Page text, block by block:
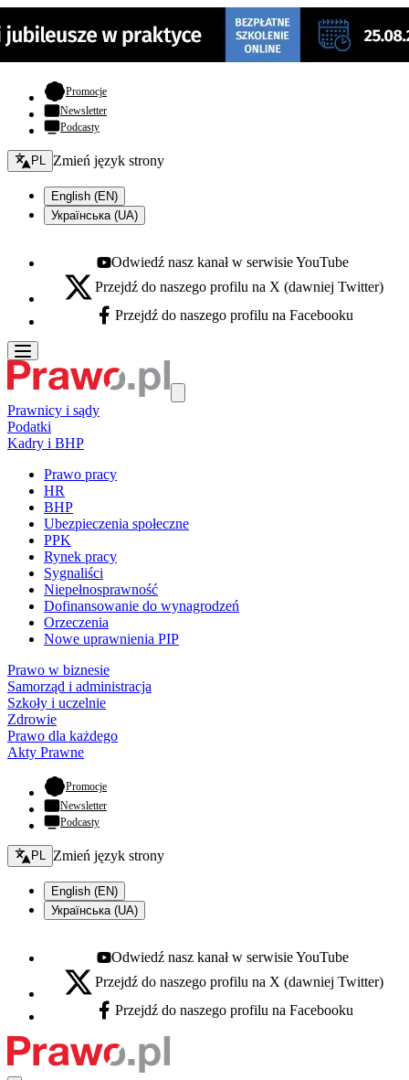
Promocje- otwiera się w nowej karcie
Newsletter
Podcasty
Zmień język - bieżący:
PL Zmień język strony
English (EN)
Українська (UA)
Youtube - otwiera się w nowej karcie
Odwiedź nasz kanał w serwisie YouTube
X - otwiera się w nowej karcie
Przejdź do naszego profilu na X (dawniej Twitter)
Facebook - otwiera się w nowej karcie
Przejdź do naszego profilu na Facebooku
Prawnicy i sądy
Podatki
Kadry i BHP
Prawo pracy
HR
BHP
Ubezpieczenia społeczne
PPK
Rynek pracy
Sygnaliści
Niepełnosprawność
Dofinansowanie do wynagrodzeń
Orzeczenia
Nowe uprawnienia PIP
Prawo w biznesie
Samorząd i administracja
Szkoły i uczelnie
Zdrowie
Prawo dla każdego
Akty Prawne
Promocje- otwiera się w nowej karcie
Newsletter
Podcasty
Zmień język - bieżący:
PL Zmień język strony
English (EN)
Українська (UA)
Youtube - otwiera się w nowej karcie
Odwiedź nasz kanał w serwisie YouTube
X - otwiera się w nowej karcie
Przejdź do naszego profilu na X (dawniej Twitter)
Facebook - otwiera się w nowej karcie
Przejdź do naszego profilu na Facebooku